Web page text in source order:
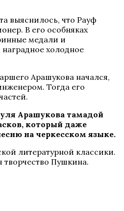
выяснилось, что Рауф
В его особняках
медали и
холодное
Арашукова начался,
Тогда его
Арашукова тамадой
который даже
на черкесском языке.
литературной классики.
творчество Пушкина.